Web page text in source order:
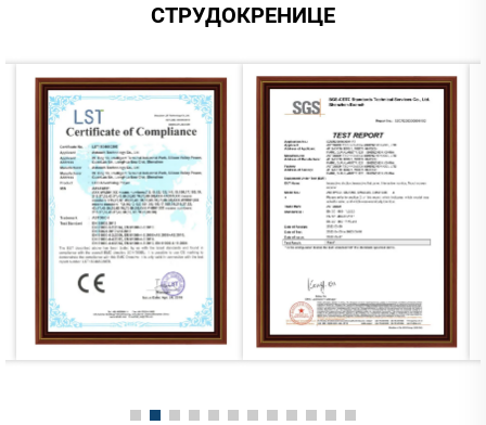
више оперативних система
употребу
СТРУДОКРЕНИЦЕ